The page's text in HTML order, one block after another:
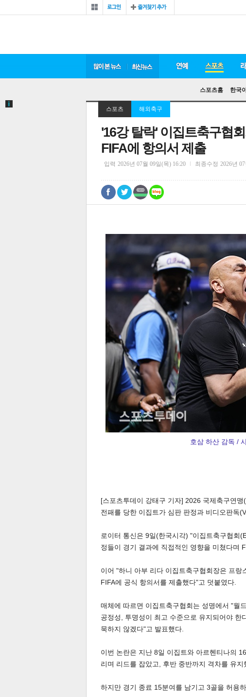
즐겨찾기
최신 뉴스 스포츠
스포츠홈 한국
스포츠 해외축구
'16강 탈락' 이집트축구협
FIFA에 항의서 제출
입력 2026년 07월 09일(목) 16:20 최종수정 2026년
페이 트위 밴드 네이
댓글
0
호삼 하산 감독 /
[스포츠투데이 강태구 기자] 2026 국제축구연
전패를 당한 이집트가 심판 판정과 비디오판독
로이터 통신은 9일(한국시각) "이집트축구협회
정들이 경기 결과에 직접적인 영향을 미쳤다며
이어 "하니 아부 리다 이집트축구협회장은 프
FIFA에 공식 항의서를 제출했다"고 덧붙였다.
매체에 따르면 이집트축구협회는 성명에서 "월
공정성, 투명성이 최고 수준으로 유지되어야 한
묵하지 않겠다"고 발표했다.
이번 논란은 지난 8일 이집트와 아르헨티나의
리며 리드를 잡았고, 후반 중반까지 격차를 유지
하지만 경기 종료 15분여를 남기고 3골을 허용